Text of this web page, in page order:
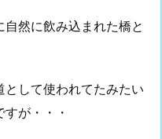
然に飲み込まれた橋と
して使われてたみたい
が・・・